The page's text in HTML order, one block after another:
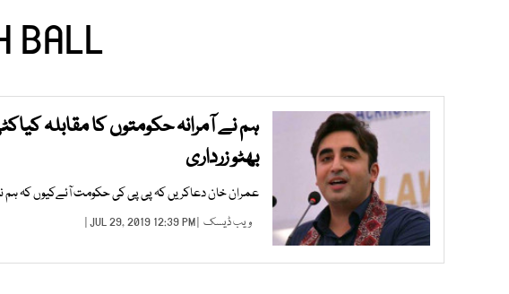
BALL
ہم نے آمرانہ حکومتوں کا مقابلہ
بھٹو زرداری
عمران خان دعاکریں کہ پی پی کی حکومت آئےکیوں کہ ہم
ویب ڈیسک | JUL 29, 2019 12:39 PM |